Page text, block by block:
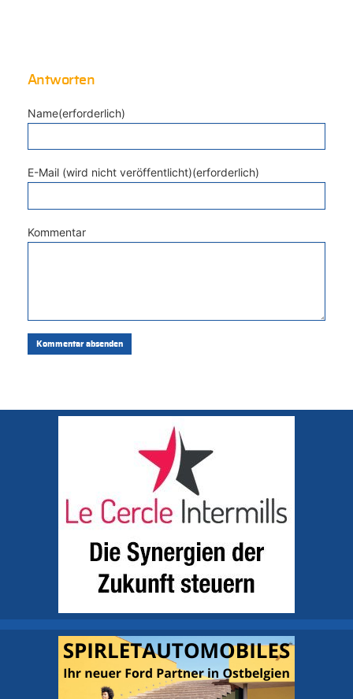
Antworten
Name(erforderlich)
E-Mail (wird nicht veröffentlicht)(erforderlich)
Kommentar